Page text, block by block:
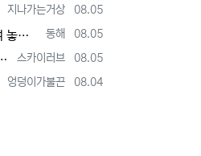
등록자
지나가는거상 등록일
08.05
등록자
동해 등록일
08.05
감사합니다 디엠 남겨 놓았습니다
등록자
스카이러브 등록일
08.05
data/editor/2608/cmt_1995115068_HVi2…
등록자
엉덩이가불끈 등록일
08.04